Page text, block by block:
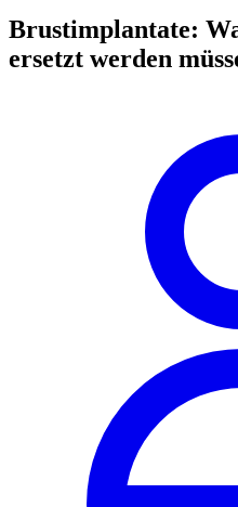
Brustimplantate:
ersetzt werden